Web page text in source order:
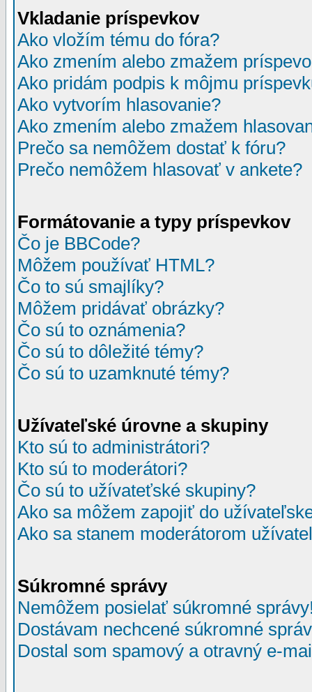
Vkladanie príspevkov
Ako vložím tému do fóra?
Ako zmením alebo zmažem
Ako pridám podpis k môjmu
Ako vytvorím hlasovanie?
Ako zmením alebo zmažem
Prečo sa nemôžem dostať k fóru?
Prečo nemôžem hlasovať v ankete?
Formátovanie a typy príspevkov
Čo je BBCode?
Môžem používať HTML?
Čo to sú smajlíky?
Môžem pridávať obrázky?
Čo sú to oznámenia?
Čo sú to dôležité témy?
Čo sú to uzamknuté témy?
Užívateľské úrovne a skupiny
Kto sú to administrátori?
Kto sú to moderátori?
Čo sú to užívateťské skupiny?
Ako sa môžem zapojiť do
Ako sa stanem moderátorom
Súkromné správy
Nemôžem posielať súkromné
Dostávam nechcené súkromné
Dostal som spamový a otravný e-